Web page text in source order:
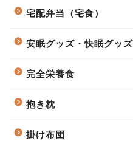
宅配弁当（宅食）
安眠グッズ・快眠グッズ
完全栄養食
抱き枕
掛け布団